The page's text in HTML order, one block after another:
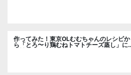
作ってみた！東京OLむむちゃんのレシピか
ら「とろ〜り鶏むねトマトチーズ蒸し」に
挑戦